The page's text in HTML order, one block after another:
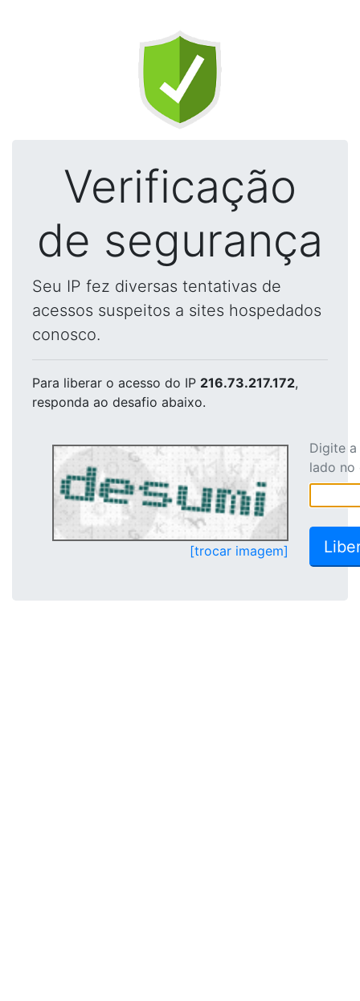
Verificação
de segurança
Seu IP fez diversas tentativas de
acessos suspeitos a sites hospedados
conosco.
Para liberar o acesso do IP 216.73.217.172,
responda ao desafio abaixo.
[trocar imagem]
Digite
lado no